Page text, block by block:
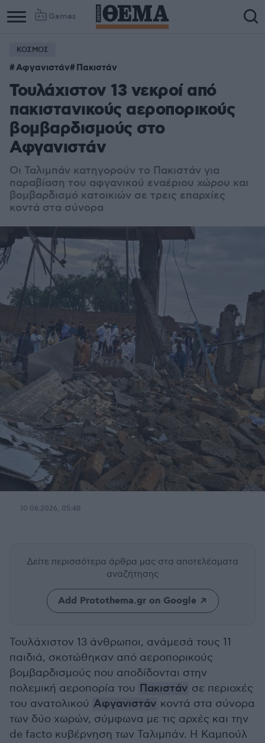
Games
ΚΟΣΜΟΣ
Αφγανιστάν Πακιστάν
Τουλάχιστον 13 νεκροί από
πακιστανικούς αεροπορικούς
βομβαρδισμούς στο
Αφγανιστάν
Οι Ταλιμπάν κατηγορούν το Πακιστάν για
παραβίαση του αφγανικού εναέριου χώρου και
βομβαρδισμό κατοικιών σε τρεις επαρχίες
κοντά στα σύνορα
10.06.2026, 05:48
Δείτε περισσότερα άρθρα μας στα αποτελέσματα
αναζήτησης
Add Protothema.gr on Google
Τουλάχιστον 13 άνθρωποι, ανάμεσά τους 11
παιδιά, σκοτώθηκαν από αεροπορικούς
βομβαρδισμούς που αποδίδονται στην
πολεμική αεροπορία του Πακιστάν σε περιοχές
του ανατολικού Αφγανιστάν κοντά στα σύνορα
των δύο χωρών, σύμφωνα με τις αρχές και την
de facto κυβέρνηση των Ταλιμπάν. Η Καμπούλ